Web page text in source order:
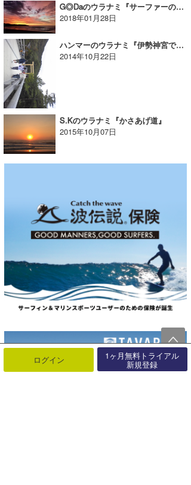
G◎Daのウラナミ『サーファーの良い一日あるある。』
2018年01月28日
ハンマーのウラナミ『伊勢神宮でパワースポット参り』
2014年10月22日
S.Kのウラナミ『かさあげ道』
2015年10月07日
ログイン 1ヶ月無料トライアル
新規登録